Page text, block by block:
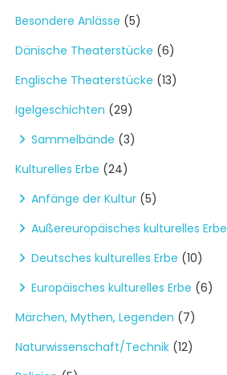
Besondere Anlässe (5)
Dänische Theaterstücke (6)
Englische Theaterstücke (13)
Igelgeschichten (29)
Sammelbände (3)
Kulturelles Erbe (24)
Anfänge der Kultur (5)
Außereuropäisches kulturelles Erbe
Deutsches kulturelles Erbe (10)
Europäisches kulturelles Erbe (6)
Märchen, Mythen, Legenden (7)
Naturwissenschaft/Technik (12)